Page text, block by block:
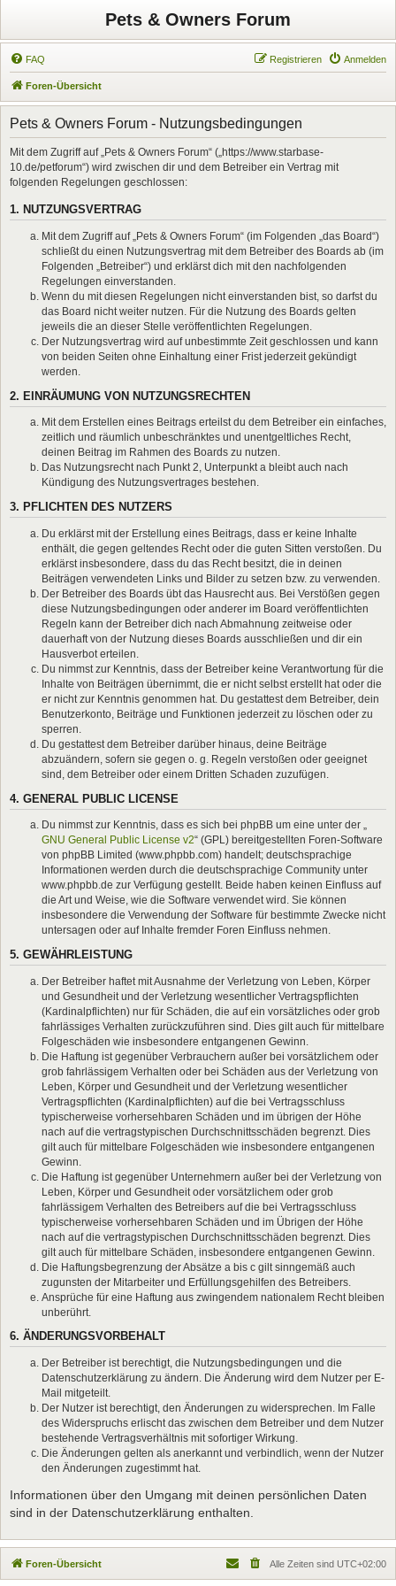
Pets & Owners Forum
FAQ Anmelden
Registrieren
Foren-Übersicht
Pets & Owners Forum - Nutzungsbedingungen
Mit dem Zugriff auf „Pets & Owners Forum“ („https://www.starbase-
10.de/petforum“) wird zwischen dir und dem Betreiber ein Vertrag mit
folgenden Regelungen geschlossen:
1. NUTZUNGSVERTRAG
Mit dem Zugriff auf „Pets & Owners Forum“ (im Folgenden „das Board“)
schließt du einen Nutzungsvertrag mit dem Betreiber des Boards ab (im
Folgenden „Betreiber“) und erklärst dich mit den nachfolgenden
Regelungen einverstanden.
Wenn du mit diesen Regelungen nicht einverstanden bist, so darfst du
das Board nicht weiter nutzen. Für die Nutzung des Boards gelten
jeweils die an dieser Stelle veröffentlichten Regelungen.
Der Nutzungsvertrag wird auf unbestimmte Zeit geschlossen und kann
von beiden Seiten ohne Einhaltung einer Frist jederzeit gekündigt
werden.
2. EINRÄUMUNG VON NUTZUNGSRECHTEN
Mit dem Erstellen eines Beitrags erteilst du dem Betreiber ein einfaches,
zeitlich und räumlich unbeschränktes und unentgeltliches Recht,
deinen Beitrag im Rahmen des Boards zu nutzen.
Das Nutzungsrecht nach Punkt 2, Unterpunkt a bleibt auch nach
Kündigung des Nutzungsvertrages bestehen.
3. PFLICHTEN DES NUTZERS
Du erklärst mit der Erstellung eines Beitrags, dass er keine Inhalte
enthält, die gegen geltendes Recht oder die guten Sitten verstoßen. Du
erklärst insbesondere, dass du das Recht besitzt, die in deinen
Beiträgen verwendeten Links und Bilder zu setzen bzw. zu verwenden.
Der Betreiber des Boards übt das Hausrecht aus. Bei Verstößen gegen
diese Nutzungsbedingungen oder anderer im Board veröffentlichten
Regeln kann der Betreiber dich nach Abmahnung zeitweise oder
dauerhaft von der Nutzung dieses Boards ausschließen und dir ein
Hausverbot erteilen.
Du nimmst zur Kenntnis, dass der Betreiber keine Verantwortung für die
Inhalte von Beiträgen übernimmt, die er nicht selbst erstellt hat oder die
er nicht zur Kenntnis genommen hat. Du gestattest dem Betreiber, dein
Benutzerkonto, Beiträge und Funktionen jederzeit zu löschen oder zu
sperren.
Du gestattest dem Betreiber darüber hinaus, deine Beiträge
abzuändern, sofern sie gegen o. g. Regeln verstoßen oder geeignet
sind, dem Betreiber oder einem Dritten Schaden zuzufügen.
4. GENERAL PUBLIC LICENSE
Du nimmst zur Kenntnis, dass es sich bei phpBB um eine unter der „
GNU General Public License v2“ (GPL) bereitgestellten Foren-Software
von phpBB Limited (www.phpbb.com) handelt; deutschsprachige
Informationen werden durch die deutschsprachige Community unter
www.phpbb.de zur Verfügung gestellt. Beide haben keinen Einfluss auf
die Art und Weise, wie die Software verwendet wird. Sie können
insbesondere die Verwendung der Software für bestimmte Zwecke nicht
untersagen oder auf Inhalte fremder Foren Einfluss nehmen.
5. GEWÄHRLEISTUNG
Der Betreiber haftet mit Ausnahme der Verletzung von Leben, Körper
und Gesundheit und der Verletzung wesentlicher Vertragspflichten
(Kardinalpflichten) nur für Schäden, die auf ein vorsätzliches oder grob
fahrlässiges Verhalten zurückzuführen sind. Dies gilt auch für mittelbare
Folgeschäden wie insbesondere entgangenen Gewinn.
Die Haftung ist gegenüber Verbrauchern außer bei vorsätzlichem oder
grob fahrlässigem Verhalten oder bei Schäden aus der Verletzung von
Leben, Körper und Gesundheit und der Verletzung wesentlicher
Vertragspflichten (Kardinalpflichten) auf die bei Vertragsschluss
typischerweise vorhersehbaren Schäden und im übrigen der Höhe
nach auf die vertragstypischen Durchschnittsschäden begrenzt. Dies
gilt auch für mittelbare Folgeschäden wie insbesondere entgangenen
Gewinn.
Die Haftung ist gegenüber Unternehmern außer bei der Verletzung von
Leben, Körper und Gesundheit oder vorsätzlichem oder grob
fahrlässigem Verhalten des Betreibers auf die bei Vertragsschluss
typischerweise vorhersehbaren Schäden und im Übrigen der Höhe
nach auf die vertragstypischen Durchschnittsschäden begrenzt. Dies
gilt auch für mittelbare Schäden, insbesondere entgangenen Gewinn.
Die Haftungsbegrenzung der Absätze a bis c gilt sinngemäß auch
zugunsten der Mitarbeiter und Erfüllungsgehilfen des Betreibers.
Ansprüche für eine Haftung aus zwingendem nationalem Recht bleiben
unberührt.
6. ÄNDERUNGSVORBEHALT
Der Betreiber ist berechtigt, die Nutzungsbedingungen und die
Datenschutzerklärung zu ändern. Die Änderung wird dem Nutzer per E-
Mail mitgeteilt.
Der Nutzer ist berechtigt, den Änderungen zu widersprechen. Im Falle
des Widerspruchs erlischt das zwischen dem Betreiber und dem Nutzer
bestehende Vertragsverhältnis mit sofortiger Wirkung.
Die Änderungen gelten als anerkannt und verbindlich, wenn der Nutzer
den Änderungen zugestimmt hat.
Informationen über den Umgang mit deinen persönlichen Daten
sind in der Datenschutzerklärung enthalten.
Foren-Übersicht Alle Zeiten sind UTC+02:00